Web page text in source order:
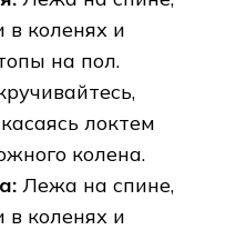
в коленях и
на пол.
локтем
колена.
Лежа на спине,
в коленях и